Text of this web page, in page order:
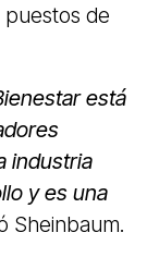
de
está
industria
y es una
Sheinbaum.